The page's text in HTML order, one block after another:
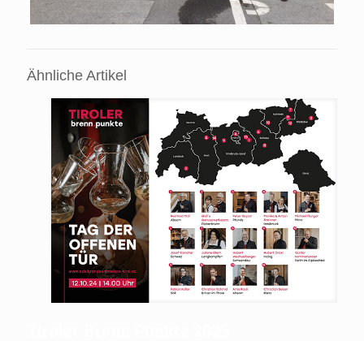
Ähnliche Artikel